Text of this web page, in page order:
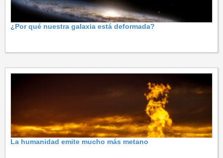
¿Por qué nuestra galaxia está deformada?
La humanidad emite mucho más metano